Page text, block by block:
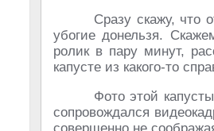
Сразу скажу, что
убогие донельзя.
ролик в пару минут,
капусте из какого-то
Фото этой
сопровождался